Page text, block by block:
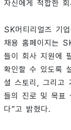
자신에게 적합한
SK머티리얼즈 기
채용 홈페이지는
들이 회사 지원에
확인할 수 있도록
셜 스토리, 그리고
들의 진로 및 목표
다”고 밝혔다.